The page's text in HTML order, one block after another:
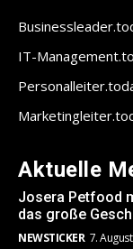
IT-
Aktuelle
Josera Petfood
das große
NEWSTICKER 7.